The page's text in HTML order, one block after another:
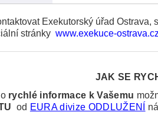
Exekutorský úřad Ostrava,
stránky www.exekuce-
JAK SE
rychlé informace k Vašemu
od EURA divize ODDLUŽENÍ